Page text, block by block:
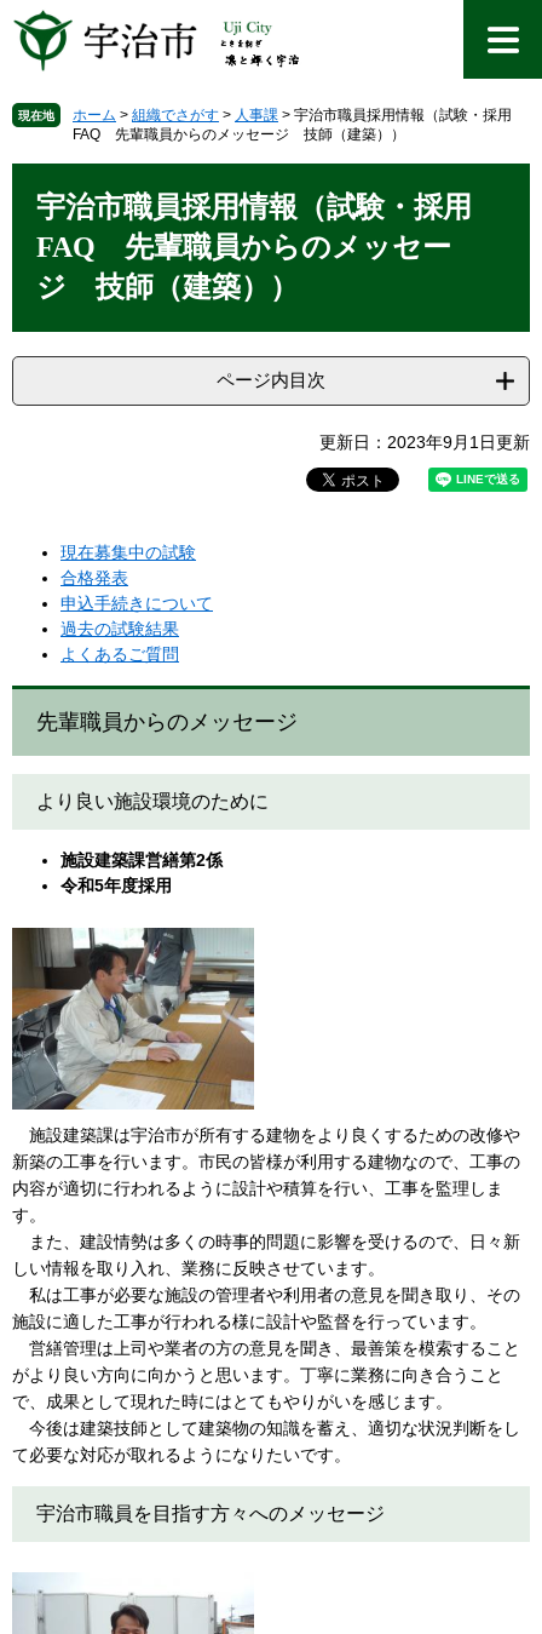
先
で
を
ば
現在地 ホーム > 組織でさがす > 人事課 > 宇治市職員採用情報（試験・採用
FAQ 先輩職員からのメッセージ 技師（建築））
宇治市職員採用情報（試験・採用
FAQ 先輩職員からのメッセー
ジ 技師（建築））
ページ内目次
更新日：2023年9月1日更新
現在募集中の試験
合格発表
申込手続きについて
過去の試験結果
よくあるご質問
先輩職員からのメッセージ
より良い施設環境のために
施設建築課営繕第2係
令和5年度採用
施設建築課は宇治市が所有する建物をより良くするための改修や
新築の工事を行います。市民の皆様が利用する建物なので、工事の
内容が適切に行われるように設計や積算を行い、工事を監理しま
す。
また、建設情勢は多くの時事的問題に影響を受けるので、日々新
しい情報を取り入れ、業務に反映させています。
​ 私は工事が必要な施設の管理者や利用者の意見を聞き取り、その
施設に適した工事が行われる様に設計や監督を行っています。
​ 営繕管理は上司や業者の方の意見を聞き、最善策を模索すること
がより良い方向に向かうと思います。丁寧に業務に向き合うこと
で、成果として現れた時にはとてもやりがいを感じます。
​ 今後は建築技師として建築物の知識を蓄え、適切な状況判断をし
て必要な対応が取れるようになりたいです。
宇治市職員を目指す方々へのメッセージ